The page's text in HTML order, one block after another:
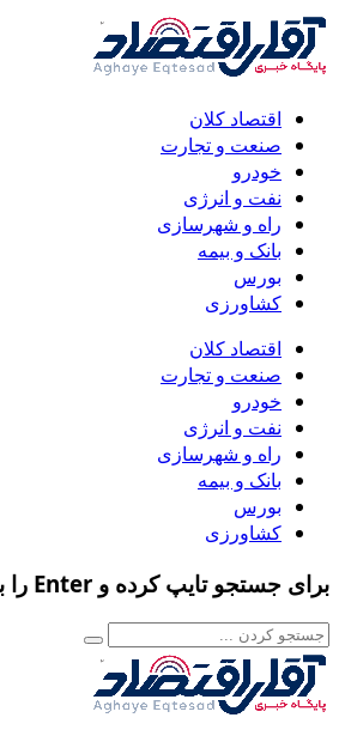
اقتصاد کلان
صنعت و تجارت
خودرو
نفت و انرژی
راه و شهرسازی
بانک و بیمه
بورس
کشاورزی
اقتصاد کلان
صنعت و تجارت
خودرو
نفت و انرژی
راه و شهرسازی
بانک و بیمه
بورس
کشاورزی
برای جستجو تایپ کرده و Enter را بزنید